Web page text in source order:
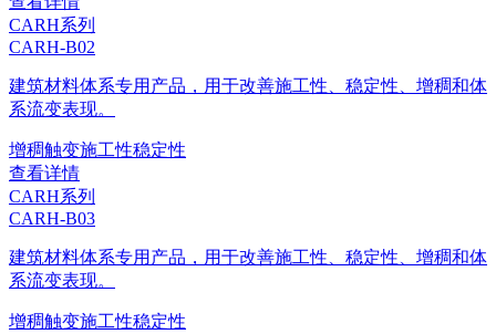
CARH系列
CARH-B02
建筑材料体系专用产品，用于改善施工性、稳定性、增稠和体
系流变表现。
增稠触变施工性稳定性
查看详情
CARH系列
CARH-B03
建筑材料体系专用产品，用于改善施工性、稳定性、增稠和体
系流变表现。
增稠触变施工性稳定性